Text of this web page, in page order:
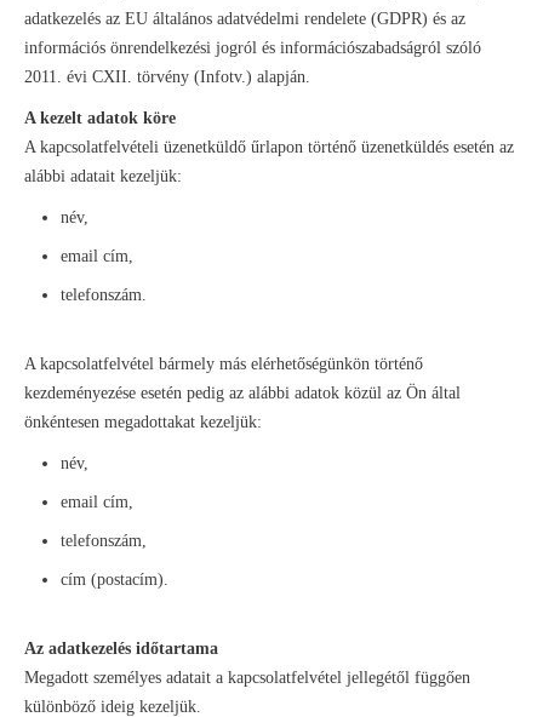
adatkezelés az EU általános adatvédelmi rendelete (GDPR) és az
információs önrendelkezési jogról és információszabadságról szóló
2011. évi CXII. törvény (Infotv.) alapján.
A kezelt adatok köre
A kapcsolatfelvételi üzenetküldő űrlapon történő üzenetküldés esetén az
alábbi adatait kezeljük:
név,
email cím,
telefonszám.
A kapcsolatfelvétel bármely más elérhetőségünkön történő
kezdeményezése esetén pedig az alábbi adatok közül az Ön által
önkéntesen megadottakat kezeljük:
név,
email cím,
telefonszám,
cím (postacím).
Az adatkezelés időtartama
Megadott személyes adatait a kapcsolatfelvétel jellegétől függően
különböző ideig kezeljük.